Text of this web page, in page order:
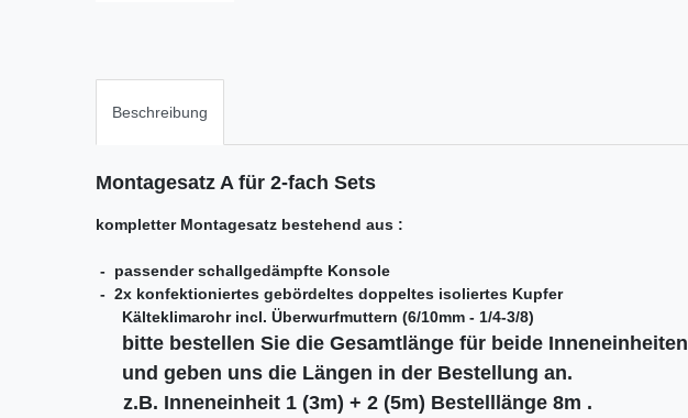
Beschreibung
Montagesatz A für 2-fach Sets
kompletter Montagesatz bestehend aus :
- passender schallgedämpfte Konsole
- 2x konfektioniertes gebördeltes doppeltes isoliertes Kupfer
Kälteklimarohr incl. Überwurfmuttern (6/10mm - 1/4-3/8)
bitte bestellen Sie die Gesamtlänge für beide Inneneinheiten
und geben uns die Längen in der Bestellung an.
z.B. Inneneinheit 1 (3m) + 2 (5m) Bestelllänge 8m .